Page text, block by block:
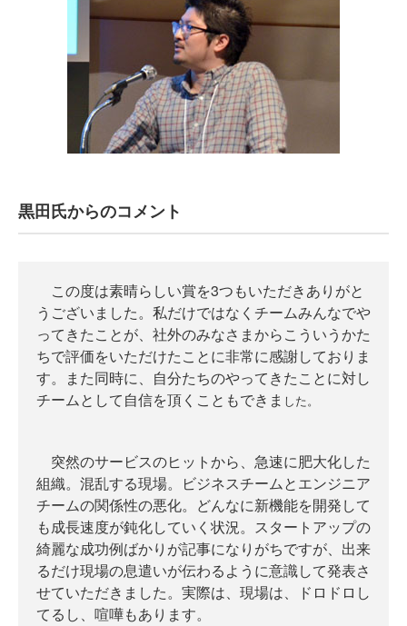
黒田氏からのコメント
この度は素晴らしい賞を3つもいただきありがと
うございました。私だけではなくチームみんなでや
ってきたことが、社外のみなさまからこういうかた
ちで評価をいただけたことに非常に感謝しておりま
す。また同時に、自分たちのやってきたことに対し
チームとして自信を頂くこともできま した。
突然のサービスのヒットから、急速に肥大化した
組織。混乱する現場。ビジネスチームとエンジニア
チームの関係性の悪化。どんなに新機能を開発して
も成長速度が鈍化していく状況。スタートアップの
綺麗な成功例ばかりが記事になりがちですが、出来
るだけ現場の息遣いが伝わるように意識して発表さ
せていただきました。実際は、現場は、ドロドロし
てるし、喧嘩もあります。